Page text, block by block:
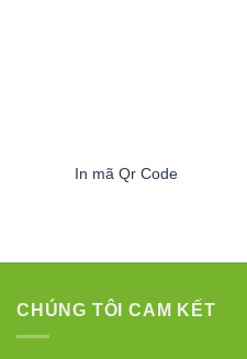
In mã Qr Code
CHÚNG TÔI CAM KẾT